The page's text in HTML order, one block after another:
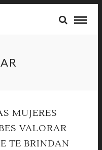
MUJERES
VALORAR
TE BRINDAN